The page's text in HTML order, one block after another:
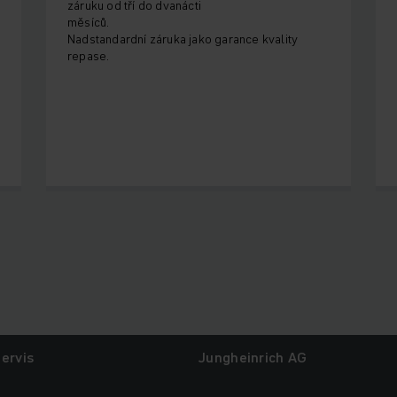
záruku od tří do dvanácti
měsíců.
Nadstandardní záruka jako garance kvality
repase.
Jungheinrich AG